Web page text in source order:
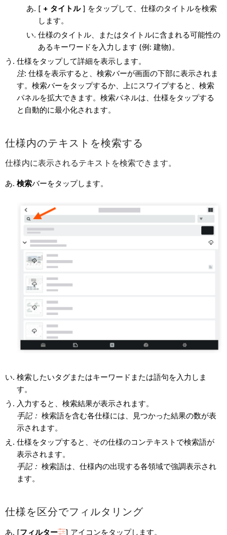
[ + タイトル] をタップして、仕様のタイトルを検索
します。
仕様のタイトル、またはタイトルに含まれる可能性の
あるキーワードを入力します (例: 建物)。
仕様をタップして詳細を表示します。
注: 仕様を表示すると、検索バーが画面の下部に表示されま
す。検索バーをタップするか、上にスワイプすると、検索
パネルを拡大できます。検索パネルは、仕様をタップする
と自動的に最小化されます。
仕様内のテキストを検索する
仕様内に表示されるテキストを検索できます。
検索バーをタップします。
検索したいタグまたはキーワードまたは語句を入力しま
す。
入力すると、検索結果が表示されます。
手記： 検索語を含む各仕様には、見つかった結果の数が表
示されます。
仕様をタップすると、その仕様のコンテキストで検索語が
表示されます。
手記： 検索語は、仕様内の出現する各領域で強調表示され
ます。
仕様を区分でフィルタリング
[フィルター ] アイコンをタップします。